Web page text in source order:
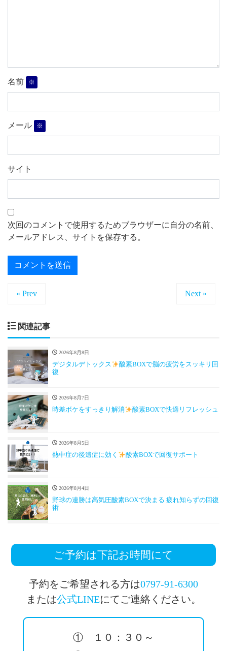
名前 ※
メール ※
サイト
次回のコメントで使用するためブラウザーに自分の名前、
メールアドレス、サイトを保存する。
« Prev Next »
関連記事
2026年8月8日
デジタルデトックス
酸素BOXで脳の疲労をスッキリ回
復
2026年8月7日
時差ボケをすっきり解消 酸素BOXで快適リフレッシュ
2026年8月5日
熱中症の後遺症に効く 酸素BOXで回復サポート
2026年8月4日
野球の連勝は高気圧酸素BOXで決まる 疲れ知らずの回復
術
ご予約は下記お時間にて
予約をご希望される方は0797-91-6300
または公式LINEにてご連絡ください。
① １０：３０～